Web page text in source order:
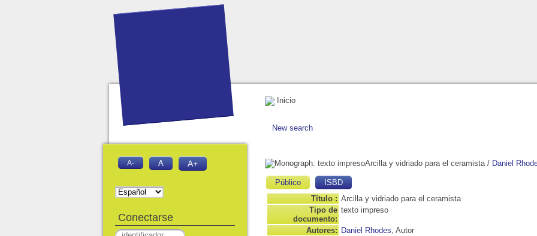
Inicio
New search
Arcilla y vidriado para el ceramista / Daniel
Público
ISBD
Título : Arcilla y vidriado para el ceramista
Tipo de
documento:
texto impreso
Autores: Daniel Rhodes , Autor
A- A A+
Conectarse